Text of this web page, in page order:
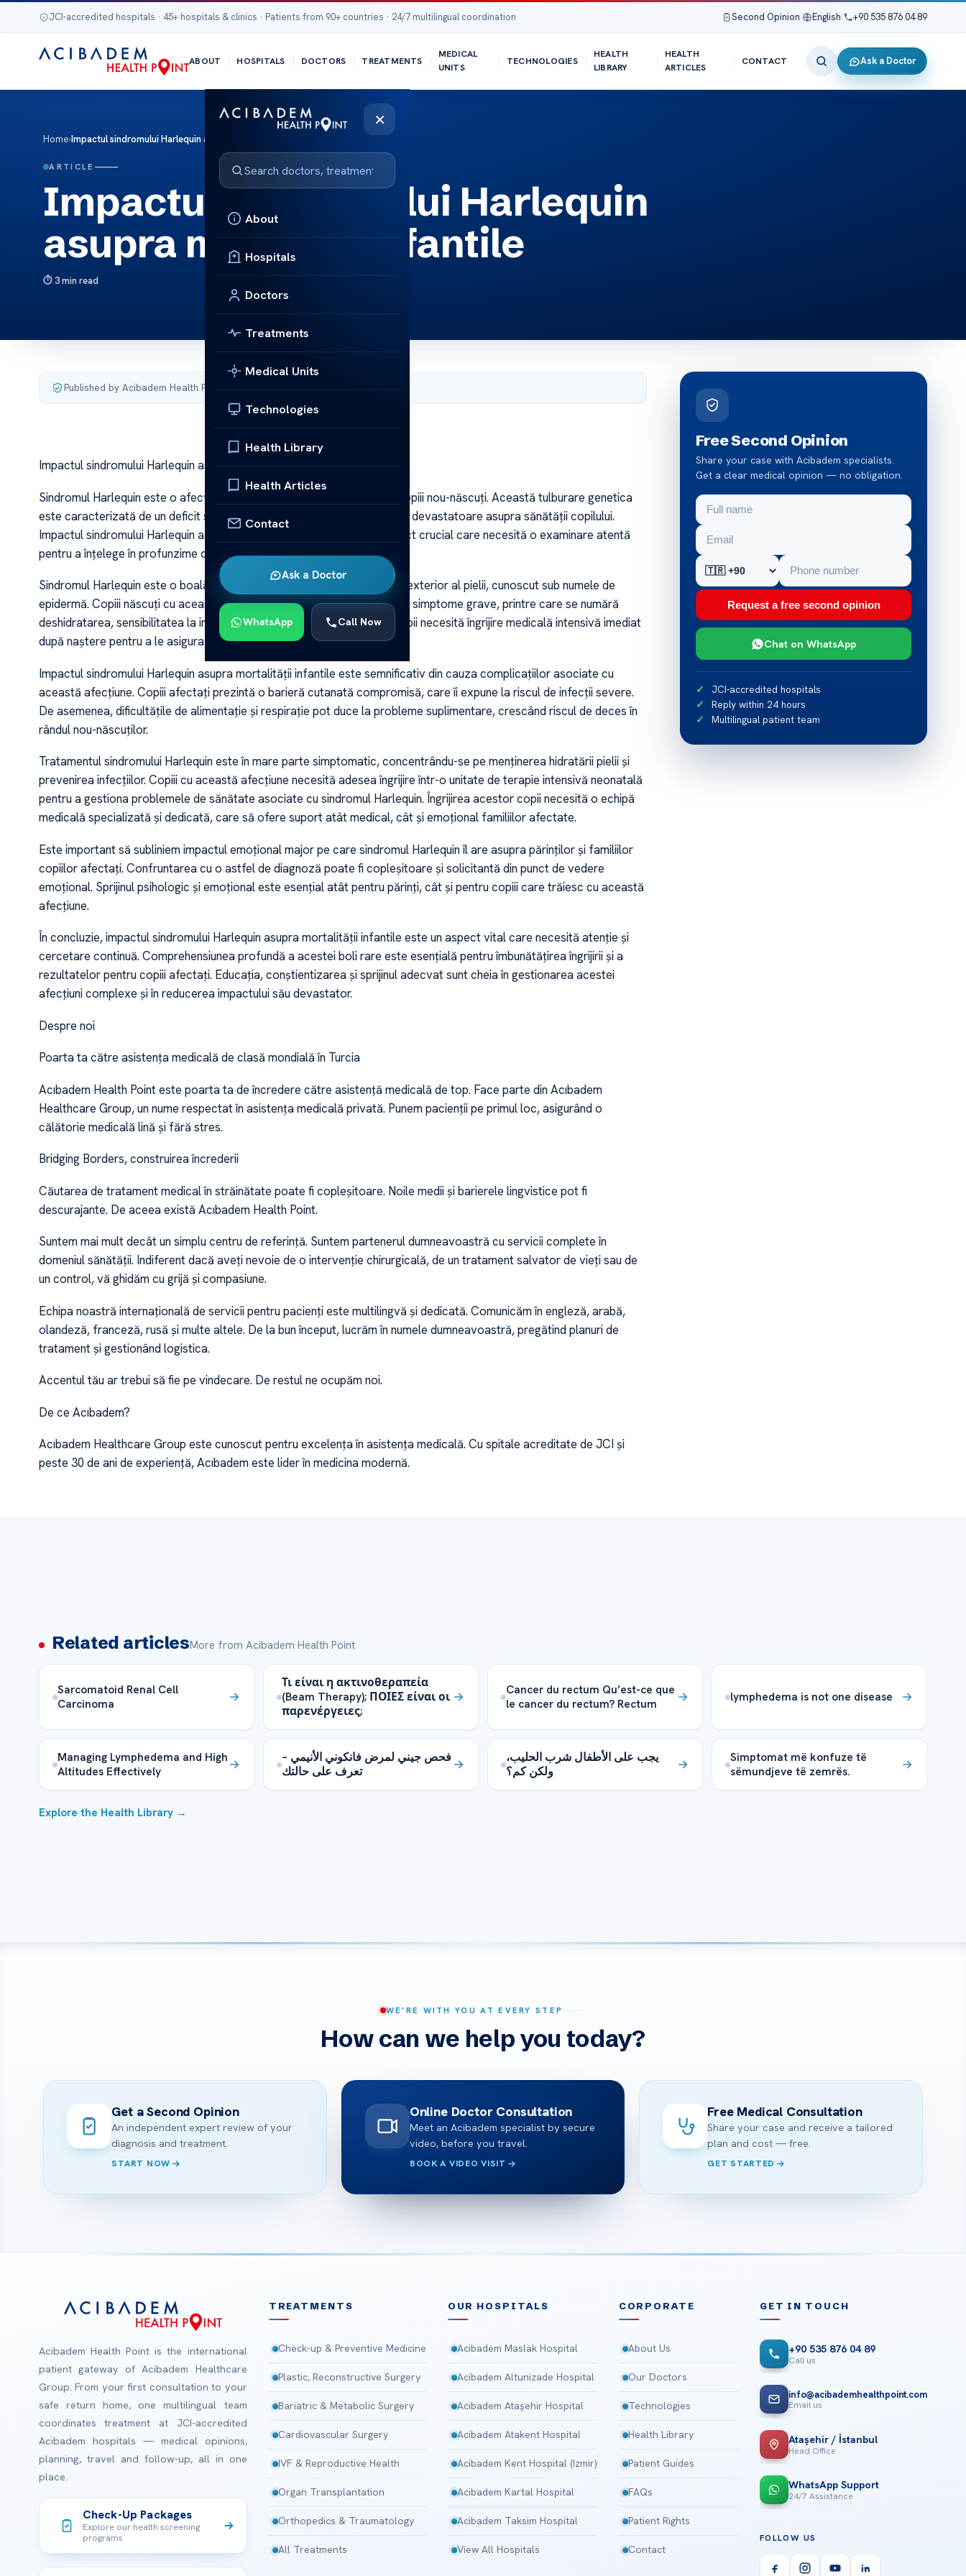
JCI-accredited hospitals · 45+ hospitals & clinics · Patients from 90+ countries · 24/7 multilingual coordination Second Opinion English +90 535 876 04 89
ABOUT HOSPITALS DOCTORS TREATMENTS
MEDICAL
UNITS
TECHNOLOGIES
HEALTH
LIBRARY
HEALTH
ARTICLES
CONTACT Ask a Doctor
×
About
Hospitals
Doctors
Treatments
Medical Units
Technologies
Health Library
Health Articles
Contact
Ask a Doctor
WhatsApp Call Now
Home›Impactul sindromului Harlequin asupra mortalitii infantile
ARTICLE
Impactul sindromului Harlequin
asupra mortalitii infantile
3 min read
Published by Acibadem Health Point
Impactul sindromului Harlequin asupra mortalitii infantile
Sindromul Harlequin este o afecțiune rară, dar gravă, care afectează copiii nou-născuți. Această tulburare genetica
este caracterizată de un deficit sever de piele și poate avea consecințe devastatoare asupra sănătății copilului.
Impactul sindromului Harlequin asupra mortalității infantile este un subiect crucial care necesită o examinare atentă
pentru a înțelege în profunzime consecințele acestei boli.
Sindromul Harlequin este o boală genetică rară, care afectează stratul exterior al pielii, cunoscut sub numele de
epidermă. Copiii născuți cu această afecțiune se confruntă cu o serie de simptome grave, printre care se numără
deshidratarea, sensibilitatea la infecții și dificultăți respiratorii. Acești copii necesită îngrijire medicală intensivă imediat
după naștere pentru a le asigura supraviețuirea.
Impactul sindromului Harlequin asupra mortalității infantile este semnificativ din cauza complicațiilor asociate cu
această afecțiune. Copiii afectați prezintă o barieră cutanată compromisă, care îi expune la riscul de infecții severe.
De asemenea, dificultățile de alimentație și respirație pot duce la probleme suplimentare, crescând riscul de deces în
rândul nou-născuților.
Tratamentul sindromului Harlequin este în mare parte simptomatic, concentrându-se pe menținerea hidratării pielii și
prevenirea infecțiilor. Copiii cu această afecțiune necesită adesea îngrijire într-o unitate de terapie intensivă neonatală
pentru a gestiona problemele de sănătate asociate cu sindromul Harlequin. Îngrijirea acestor copii necesită o echipă
medicală specializată și dedicată, care să ofere suport atât medical, cât și emoțional familiilor afectate.
Este important să subliniem impactul emoțional major pe care sindromul Harlequin îl are asupra părinților și familiilor
copiilor afectați. Confruntarea cu o astfel de diagnoză poate fi copleșitoare și solicitantă din punct de vedere
emoțional. Sprijinul psihologic și emoțional este esențial atât pentru părinți, cât și pentru copiii care trăiesc cu această
afecțiune.
În concluzie, impactul sindromului Harlequin asupra mortalității infantile este un aspect vital care necesită atenție și
cercetare continuă. Comprehensiunea profundă a acestei boli rare este esențială pentru îmbunătățirea îngrijirii și a
rezultatelor pentru copiii afectați. Educația, conștientizarea și sprijinul adecvat sunt cheia în gestionarea acestei
afecțiuni complexe și în reducerea impactului său devastator.
Despre noi
Poarta ta către asistența medicală de clasă mondială în Turcia
Acıbadem Health Point este poarta ta de încredere către asistență medicală de top. Face parte din Acıbadem
Healthcare Group, un nume respectat în asistența medicală privată. Punem pacienții pe primul loc, asigurând o
călătorie medicală lină și fără stres.
Bridging Borders, construirea încrederii
Căutarea de tratament medical în străinătate poate fi copleșitoare. Noile medii și barierele lingvistice pot fi
descurajante. De aceea există Acıbadem Health Point.
Suntem mai mult decât un simplu centru de referință. Suntem partenerul dumneavoastră cu servicii complete în
domeniul sănătății. Indiferent dacă aveți nevoie de o intervenție chirurgicală, de un tratament salvator de vieți sau de
un control, vă ghidăm cu grijă și compasiune.
Echipa noastră internațională de servicii pentru pacienți este multilingvă și dedicată. Comunicăm în engleză, arabă,
olandeză, franceză, rusă și multe altele. De la bun început, lucrăm în numele dumneavoastră, pregătind planuri de
tratament și gestionând logistica.
Accentul tău ar trebui să fie pe vindecare. De restul ne ocupăm noi.
De ce Acıbadem?
Acıbadem Healthcare Group este cunoscut pentru excelența în asistența medicală. Cu spitale acreditate de JCI și
peste 30 de ani de experiență, Acıbadem este lider în medicina modernă.
Free Second Opinion
Share your case with Acibadem specialists.
Get a clear medical opinion — no obligation.
Request a free second opinion
Chat on WhatsApp
JCI-accredited hospitals
Reply within 24 hours
Multilingual patient team
Related articlesMore from Acibadem Health Point
Sarcomatoid Renal Cell
Carcinoma
Τι είναι η ακτινοθεραπεία
(Beam Therapy); ΠΟΙΕΣ είναι οι
παρενέργειες;
Cancer du rectum Qu’est-ce que
le cancer du rectum? Rectum
lymphedema is not one disease
Managing Lymphedema and High
Altitudes Effectively
فحص جيني لمرض فانكوني الأنيمي –
تعرف على حالتك
يجب على الأطفال شرب الحليب،
ولكن كم؟
Simptomat më konfuze të
sëmundjeve të zemrës.
Explore the Health Library →
WE’RE WITH YOU AT EVERY STEP
How can we help you today?
Get a Second Opinion
An independent expert review of your
diagnosis and treatment.
START NOW
Online Doctor Consultation
Meet an Acibadem specialist by secure
video, before you travel.
BOOK A VIDEO VISIT
Free Medical Consultation
Share your case and receive a tailored
plan and cost — free.
GET STARTED
Acibadem Health Point is the international
patient gateway of Acibadem Healthcare
Group. From your first consultation to your
safe return home, one multilingual team
coordinates treatment at JCI-accredited
Acibadem hospitals — medical opinions,
planning, travel and follow-up, all in one
place.
Check-Up Packages
Explore our health screening
programs
TREATMENTS
Check-up & Preventive Medicine
Plastic, Reconstructive Surgery
Bariatric & Metabolic Surgery
Cardiovascular Surgery
IVF & Reproductive Health
Organ Transplantation
Orthopedics & Traumatology
All Treatments
OUR HOSPITALS
Acibadem Maslak Hospital
Acibadem Altunizade Hospital
Acibadem Ataşehir Hospital
Acibadem Atakent Hospital
Acibadem Kent Hospital (Izmir)
Acibadem Kartal Hospital
Acibadem Taksim Hospital
View All Hospitals
CORPORATE
About Us
Our Doctors
Technologies
Health Library
Patient Guides
FAQs
Patient Rights
Contact
GET IN TOUCH
+90 535 876 04 89
Call us
info@acibademhealthpoint.com
Email us
Ataşehir / İstanbul
Head Office
WhatsApp Support
24/7 Assistance
FOLLOW US